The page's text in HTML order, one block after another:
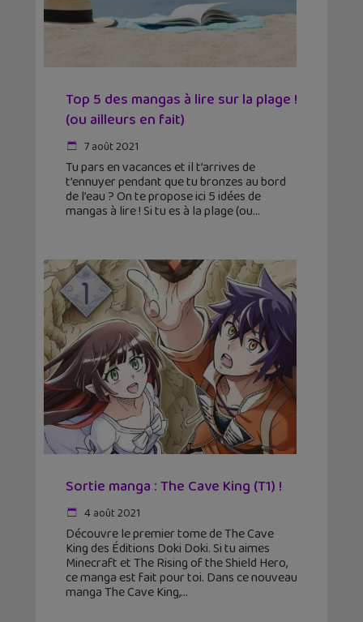
Top 5 des mangas à lire sur la plage !
(ou ailleurs en fait)
7 août 2021
Tu pars en vacances et il t’arrives de
t’ennuyer pendant que tu bronzes au bord
de l’eau ? On te propose ici 5 idées de
mangas à lire ! Si tu es à la plage (ou
Sortie manga : The Cave King (T1) !
4 août 2021
Découvre le premier tome de The Cave
King des Éditions Doki Doki. Si tu aimes
Minecraft et The Rising of the Shield Hero,
ce manga est fait pour toi. Dans ce nouveau
manga The Cave King,